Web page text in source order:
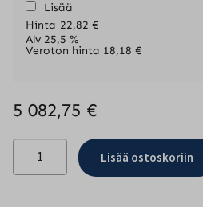
Lisää
Hinta 22,82€
Alv 25,5 %
Veroton hinta 18,18 €
5 082,75 €
Lisää ostoskoriin